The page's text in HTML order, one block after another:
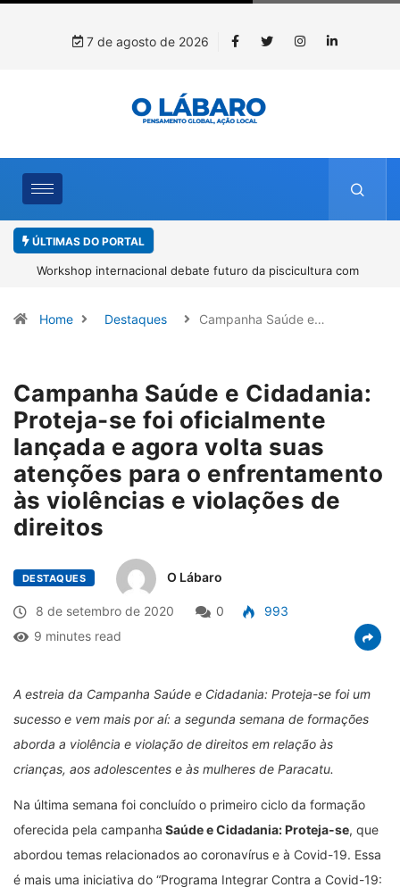
7 de agosto de 2026
ÚLTIMAS DO PORTAL
Workshop internacional debate futuro da piscicultura com
Home Destaques Campanha Saúde e…
Campanha Saúde e Cidadania:
Proteja-se foi oficialmente
lançada e agora volta suas
atenções para o enfrentamento
às violências e violações de
direitos
DESTAQUES O Lábaro
8 de setembro de 2020 0
993
9 minutes read
A estreia da Campanha Saúde e Cidadania: Proteja-se foi um
sucesso e vem mais por aí: a segunda semana de formações
aborda a violência e violação de direitos em relação às
crianças, aos adolescentes e às mulheres de Paracatu.
Na última semana foi concluído o primeiro ciclo da formação
oferecida pela campanha Saúde e Cidadania: Proteja-se, que
abordou temas relacionados ao coronavírus e à Covid-19. Essa
é mais uma iniciativa do “Programa Integrar Contra a Covid-19: